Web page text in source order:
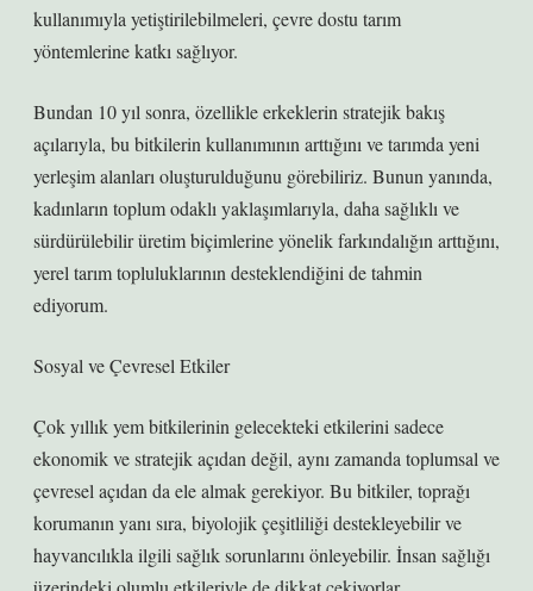
kullanımıyla yetiştirilebilmeleri, çevre dostu tarım
yöntemlerine katkı sağlıyor.
Bundan 10 yıl sonra, özellikle erkeklerin stratejik bakış
açılarıyla, bu bitkilerin kullanımının arttığını ve tarımda yeni
yerleşim alanları oluşturulduğunu görebiliriz. Bunun yanında,
kadınların toplum odaklı yaklaşımlarıyla, daha sağlıklı ve
sürdürülebilir üretim biçimlerine yönelik farkındalığın arttığını,
yerel tarım topluluklarının desteklendiğini de tahmin
ediyorum.
Sosyal ve Çevresel Etkiler
Çok yıllık yem bitkilerinin gelecekteki etkilerini sadece
ekonomik ve stratejik açıdan değil, aynı zamanda toplumsal ve
çevresel açıdan da ele almak gerekiyor. Bu bitkiler, toprağı
korumanın yanı sıra, biyolojik çeşitliliği destekleyebilir ve
hayvancılıkla ilgili sağlık sorunlarını önleyebilir. İnsan sağlığı